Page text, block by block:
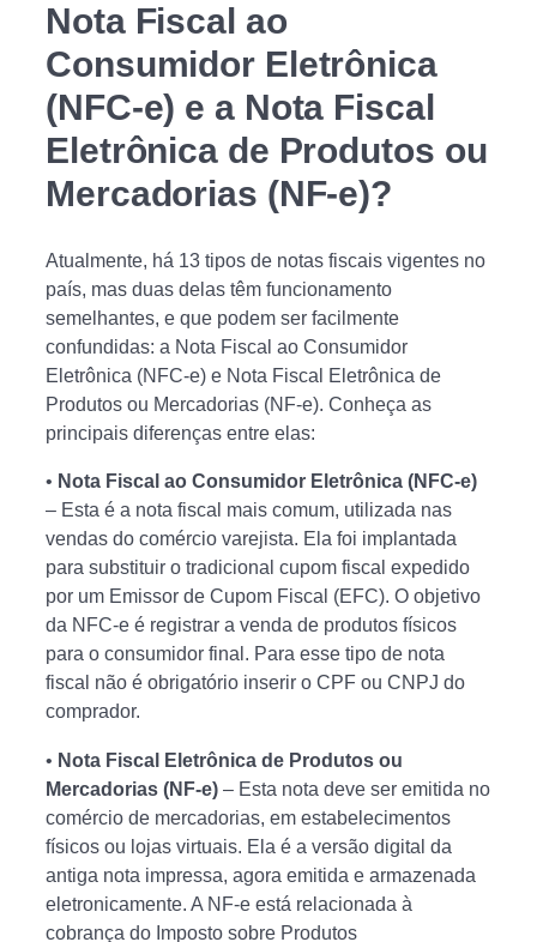
Nota Fiscal ao
Consumidor Eletrônica
(NFC-e) e a Nota Fiscal
Eletrônica de Produtos ou
Mercadorias (NF-e)?
Atualmente, há 13 tipos de notas fiscais vigentes no
país, mas duas delas têm funcionamento
semelhantes, e que podem ser facilmente
confundidas: a Nota Fiscal ao Consumidor
Eletrônica (NFC-e) e Nota Fiscal Eletrônica de
Produtos ou Mercadorias (NF-e). Conheça as
principais diferenças entre elas:
• Nota Fiscal ao Consumidor Eletrônica (NFC-e)
– Esta é a nota fiscal mais comum, utilizada nas
vendas do comércio varejista. Ela foi implantada
para substituir o tradicional cupom fiscal expedido
por um Emissor de Cupom Fiscal (EFC). O objetivo
da NFC-e é registrar a venda de produtos físicos
para o consumidor final. Para esse tipo de nota
fiscal não é obrigatório inserir o CPF ou CNPJ do
comprador.
• Nota Fiscal Eletrônica de Produtos ou
Mercadorias (NF-e) – Esta nota deve ser emitida no
comércio de mercadorias, em estabelecimentos
físicos ou lojas virtuais. Ela é a versão digital da
antiga nota impressa, agora emitida e armazenada
eletronicamente. A NF-e está relacionada à
cobrança do Imposto sobre Produtos